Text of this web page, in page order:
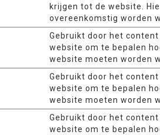
krijgen tot de website.
overeenkomstig worden
Gebruikt door het
website om te bepalen
website moeten worden
Gebruikt door het
website om te bepalen
website moeten worden
Gebruikt door het
website om te bepalen